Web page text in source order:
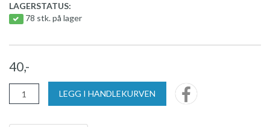
LAGERSTATUS:
78 stk. på lager
40,-
LEGG I HANDLEKURVEN